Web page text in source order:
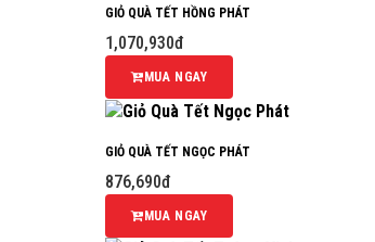
GIỎ QUÀ TẾT HỒNG PHÁT
1,070,930đ
MUA NGAY
GIỎ QUÀ TẾT NGỌC PHÁT
876,690đ
MUA NGAY